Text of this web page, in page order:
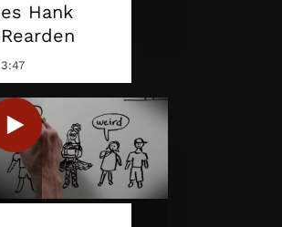
es Hank
Rearden
3:47